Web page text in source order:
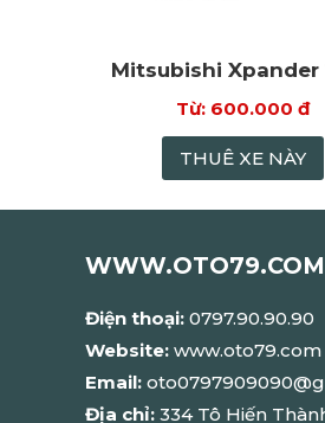
Mitsubishi Xpander
600.000 đ
THUÊ XE NÀY
WWW.OTO79.COM
Điện thoại: 0797.90.90.90
Website: www.oto79.com
Email:
Địa chỉ: 334 Tô Hiến